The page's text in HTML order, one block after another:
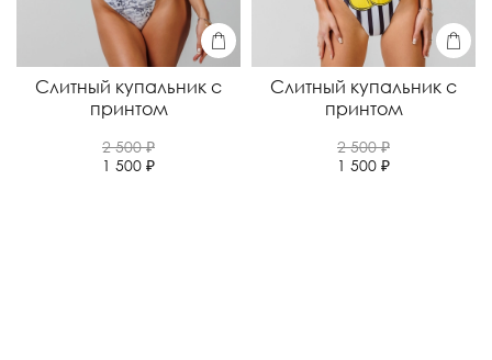
Слитный купальник с
принтом
2 500 ₽
1 500 ₽
Слитный купальник с
принтом
2 500 ₽
1 500 ₽